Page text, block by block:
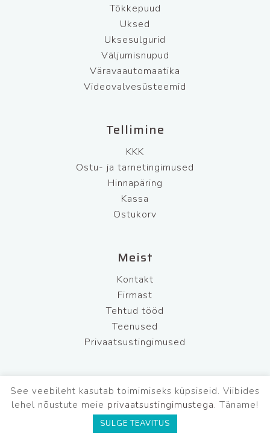
Tõkkepuud
Uksed
Uksesulgurid
Väljumisnupud
Väravaautomaatika
Videovalvesüsteemid
Tellimine
KKK
Ostu- ja tarnetingimused
Hinnapäring
Kassa
Ostukorv
Meist
Kontakt
Firmast
Tehtud tööd
Teenused
Privaatsustingimused
BFL Security OÜ
Tel: +372 681 7220
Mob: +372 565 5542
E-R: 9.00-17.00
E-post: info@bflsecurity.ee
See veebileht kasutab toimimiseks küpsiseid. Viibides
lehel nõustute meie privaatsustingimustega. Täname!
SULGE TEAVITUS